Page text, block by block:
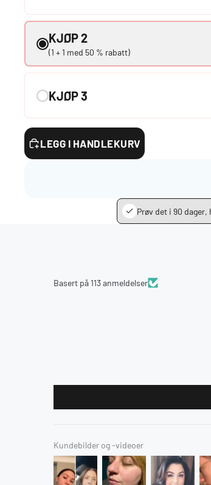
KJØP 2
(1 + 1 med 50 % rabatt)
KJØP 3
LEGG I HANDLEKURV
Prøv det i 90
Basert på 113 anmeldelser
Kundebilder og -videoer